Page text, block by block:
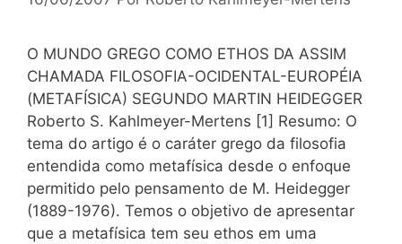
O MUNDO GREGO COMO ETHOS DA ASSIM
CHAMADA FILOSOFIA-OCIDENTAL-EUROPÉIA
(METAFÍSICA) SEGUNDO MARTIN HEIDEGGER
Roberto S. Kahlmeyer-Mertens [1] Resumo: O
tema do artigo é o caráter grego da filosofia
entendida como metafísica desde o enfoque
permitido pelo pensamento de M. Heidegger
(1889-1976). Temos o objetivo de apresentar
que a metafísica tem seu ethos em uma